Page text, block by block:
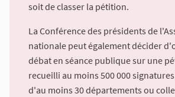
soit de classer la pétition.
La Conférence des présidents de
nationale peut également décider
débat en séance publique sur une
recueilli au moins 500 000
d'au moins 30 départements ou